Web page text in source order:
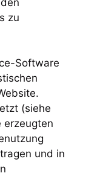
zu
Software
(siehe
erzeugten
und in